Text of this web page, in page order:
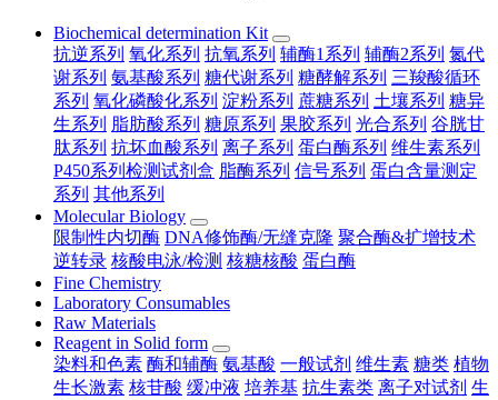
Biochemical determination Kit
抗逆系列 氧化系列 抗氧系列 辅酶1系列 辅酶2系列 氮代
谢系列 氨基酸系列 糖代谢系列 糖酵解系列 三羧酸循环
系列 氧化磷酸化系列 淀粉系列 蔗糖系列 土壤系列 糖异
生系列
脂肪酸系列 糖原系列 果胶系列 光合系列 谷胱甘
肽系列 抗坏血酸系列 离子系列 蛋白酶系列 维生素系列
P450系列检测试剂盒 脂酶系列 信号系列 蛋白含量测定
系列 其他系列
Molecular Biology
限制性内切酶 DNA修饰酶/无缝克隆 聚合酶&扩增技术
逆转录 核酸电泳/检测 核糖核酸 蛋白酶
Fine Chemistry
Laboratory Consumables
Raw Materials
Reagent in Solid form
染料和色素 酶和辅酶 氨基酸 一般试剂 维生素 糖类 植物
生长激素 核苷酸 缓冲液 培养基 抗生素类 离子对试剂 生